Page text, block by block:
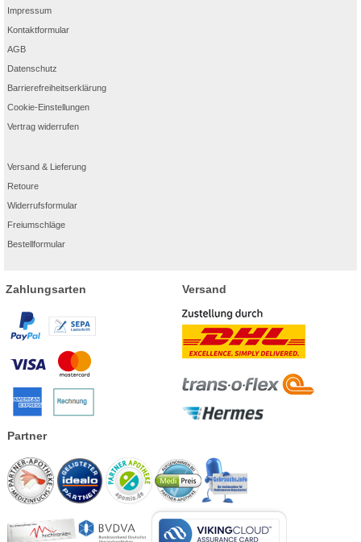
Impressum
Kontaktformular
AGB
Datenschutz
Barrierefreiheitserklärung
Cookie-Einstellungen
Vertrag widerrufen
Versand & Lieferung
Retoure
Widerrufsformular
Freiumschläge
Bestellformular
Zahlungsarten Versand
Partner